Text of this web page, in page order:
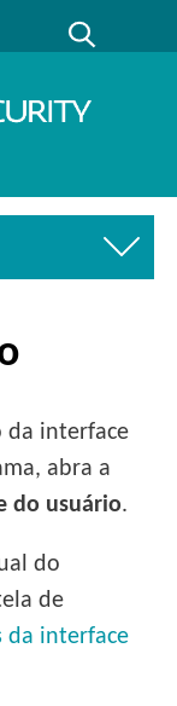
da interface
abra a
do usuário.
do
de
da interface